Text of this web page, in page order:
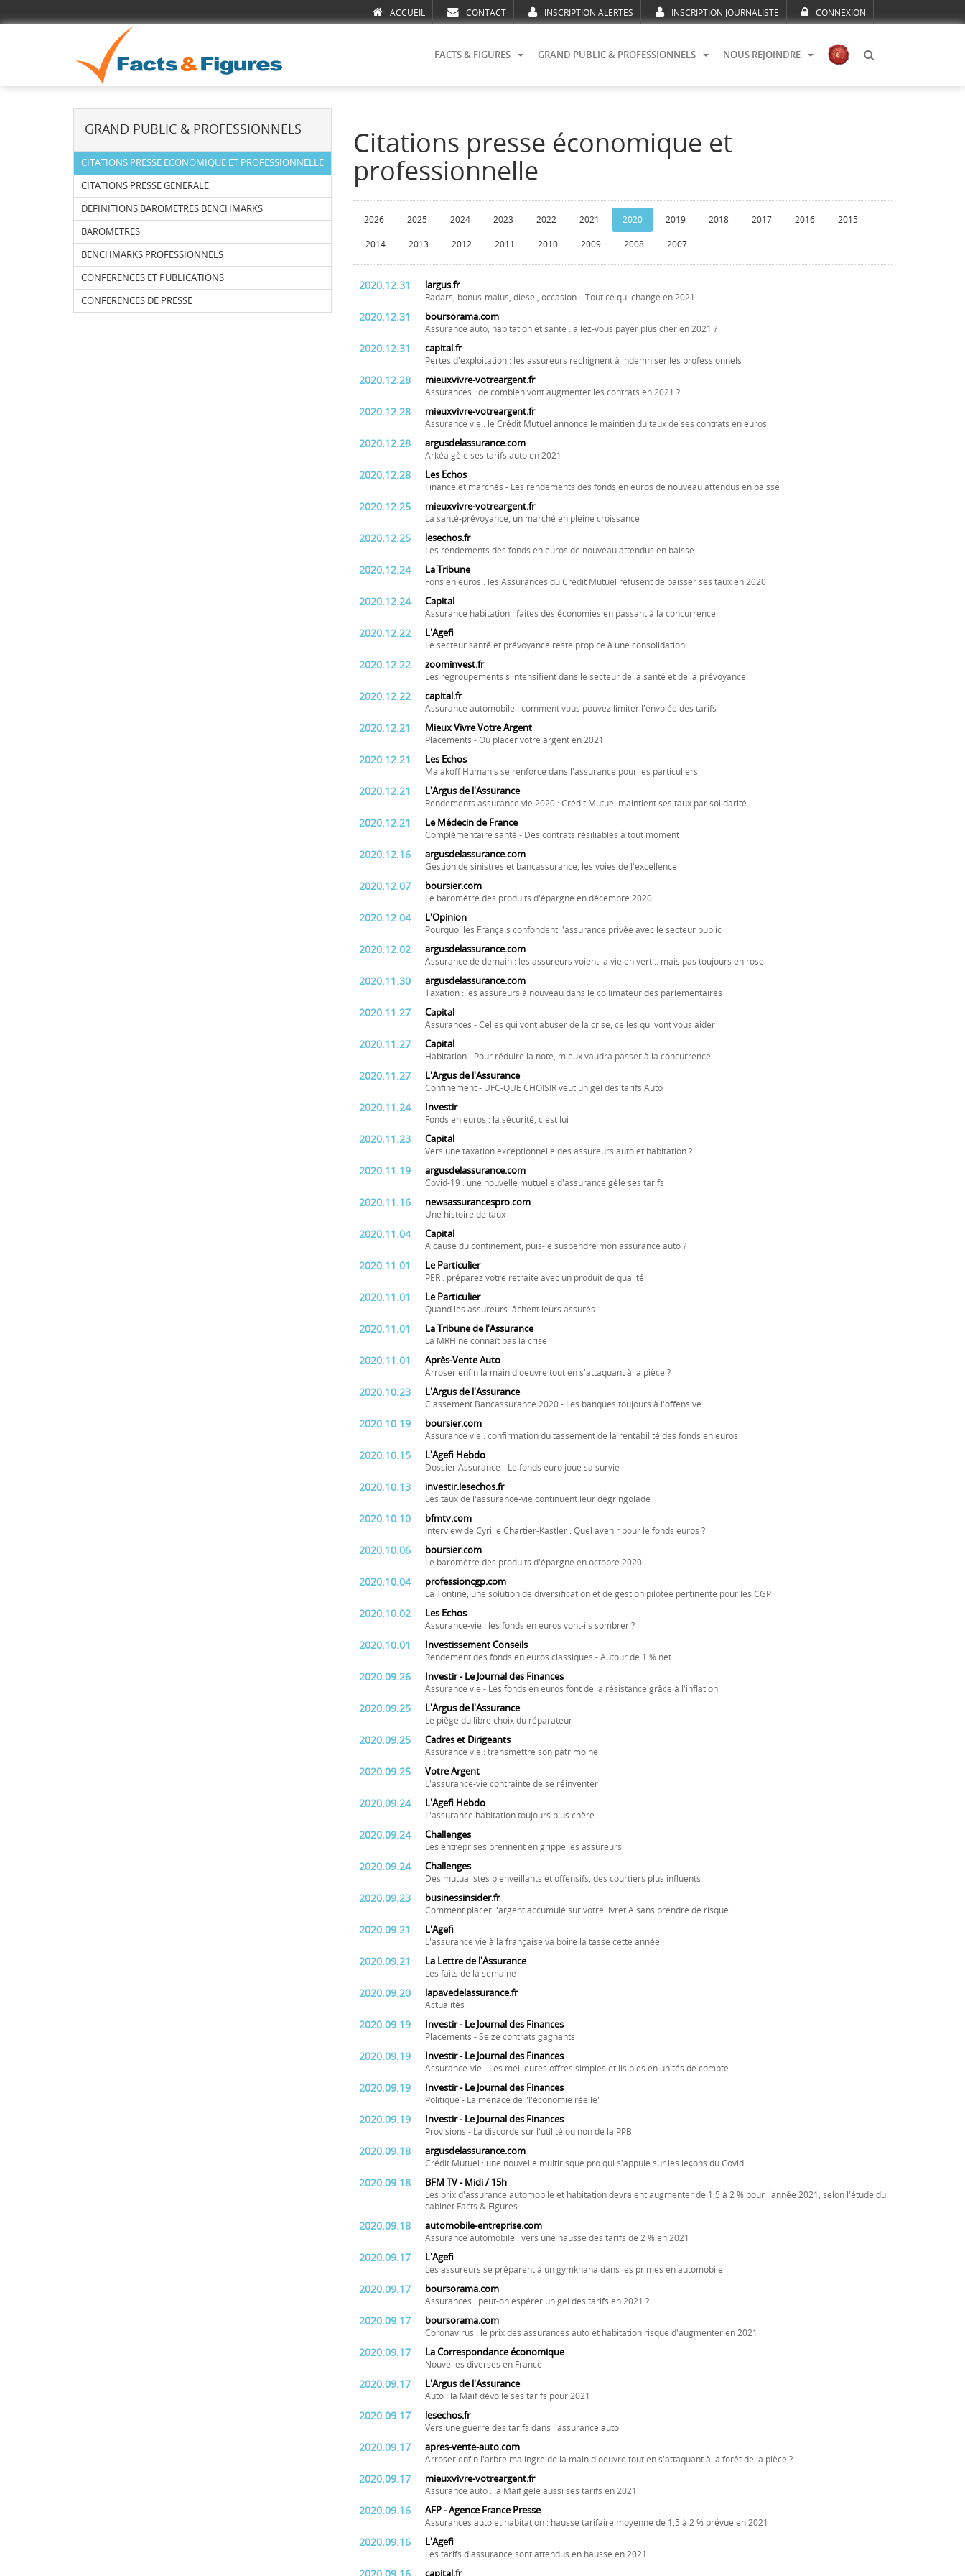
ACCUEIL CONTACT INSCRIPTION ALERTES INSCRIPTION JOURNALISTE CONNEXION
FACTS & FIGURES GRAND PUBLIC & PROFESSIONNELS NOUS REJOINDRE
GRAND PUBLIC & PROFESSIONNELS
CITATIONS PRESSE ECONOMIQUE ET PROFESSIONNELLE
CITATIONS PRESSE GENERALE
DEFINITIONS BAROMETRES BENCHMARKS
BAROMETRES
BENCHMARKS PROFESSIONNELS
CONFERENCES ET PUBLICATIONS
CONFERENCES DE PRESSE
Citations presse économique et
professionnelle
2026 2025 2024 2023 2022 2021 2020 2019 2018 2017 2016 2015
2014 2013 2012 2011 2010 2009 2008 2007
2020.12.31 largus.fr
Radars, bonus-malus, diesel, occasion... Tout ce qui change en 2021
2020.12.31 boursorama.com
Assurance auto, habitation et santé : allez-vous payer plus cher en 2021 ?
2020.12.31 capital.fr
Pertes d'exploitation : les assureurs rechignent à indemniser les professionnels
2020.12.28 mieuxvivre-votreargent.fr
Assurances : de combien vont augmenter les contrats en 2021 ?
2020.12.28 mieuxvivre-votreargent.fr
Assurance vie : le Crédit Mutuel annonce le maintien du taux de ses contrats en euros
2020.12.28 argusdelassurance.com
Arkéa gèle ses tarifs auto en 2021
2020.12.28 Les Echos
Finance et marchés - Les rendements des fonds en euros de nouveau attendus en baisse
2020.12.25 mieuxvivre-votreargent.fr
La santé-prévoyance, un marché en pleine croissance
2020.12.25 lesechos.fr
Les rendements des fonds en euros de nouveau attendus en baisse
2020.12.24 La Tribune
Fons en euros : les Assurances du Crédit Mutuel refusent de baisser ses taux en 2020
2020.12.24 Capital
Assurance habitation : faites des économies en passant à la concurrence
2020.12.22 L'Agefi
Le secteur santé et prévoyance reste propice à une consolidation
2020.12.22 zoominvest.fr
Les regroupements s'intensifient dans le secteur de la santé et de la prévoyance
2020.12.22 capital.fr
Assurance automobile : comment vous pouvez limiter l'envolée des tarifs
2020.12.21 Mieux Vivre Votre Argent
Placements - Où placer votre argent en 2021
2020.12.21 Les Echos
Malakoff Humanis se renforce dans l'assurance pour les particuliers
2020.12.21 L'Argus de l'Assurance
Rendements assurance vie 2020 : Crédit Mutuel maintient ses taux par solidarité
2020.12.21 Le Médecin de France
Complémentaire santé - Des contrats résiliables à tout moment
2020.12.16 argusdelassurance.com
Gestion de sinistres et bancassurance, les voies de l'excellence
2020.12.07 boursier.com
Le baromètre des produits d'épargne en décembre 2020
2020.12.04 L'Opinion
Pourquoi les Français confondent l'assurance privée avec le secteur public
2020.12.02 argusdelassurance.com
Assurance de demain : les assureurs voient la vie en vert... mais pas toujours en rose
2020.11.30 argusdelassurance.com
Taxation : les assureurs à nouveau dans le collimateur des parlementaires
2020.11.27 Capital
Assurances - Celles qui vont abuser de la crise, celles qui vont vous aider
2020.11.27 Capital
Habitation - Pour réduire la note, mieux vaudra passer à la concurrence
2020.11.27 L'Argus de l'Assurance
Confinement - UFC-QUE CHOISIR veut un gel des tarifs Auto
2020.11.24 Investir
Fonds en euros : la sécurité, c'est lui
2020.11.23 Capital
Vers une taxation exceptionnelle des assureurs auto et habitation ?
2020.11.19 argusdelassurance.com
Covid-19 : une nouvelle mutuelle d'assurance gèle ses tarifs
2020.11.16 newsassurancespro.com
Une histoire de taux
2020.11.04 Capital
A cause du confinement, puis-je suspendre mon assurance auto ?
2020.11.01 Le Particulier
PER : préparez votre retraite avec un produit de qualité
2020.11.01 Le Particulier
Quand les assureurs lâchent leurs assurés
2020.11.01 La Tribune de l'Assurance
La MRH ne connaît pas la crise
2020.11.01 Après-Vente Auto
Arroser enfin la main d'oeuvre tout en s'attaquant à la pièce ?
2020.10.23 L'Argus de l'Assurance
Classement Bancassurance 2020 - Les banques toujours à l'offensive
2020.10.19 boursier.com
Assurance vie : confirmation du tassement de la rentabilité des fonds en euros
2020.10.15 L'Agefi Hebdo
Dossier Assurance - Le fonds euro joue sa survie
2020.10.13 investir.lesechos.fr
Les taux de l'assurance-vie continuent leur dégringolade
2020.10.10 bfmtv.com
Interview de Cyrille Chartier-Kastler : Quel avenir pour le fonds euros ?
2020.10.06 boursier.com
Le baromètre des produits d'épargne en octobre 2020
2020.10.04 professioncgp.com
La Tontine, une solution de diversification et de gestion pilotée pertinente pour les CGP
2020.10.02 Les Echos
Assurance-vie : les fonds en euros vont-ils sombrer ?
2020.10.01 Investissement Conseils
Rendement des fonds en euros classiques - Autour de 1 % net
2020.09.26 Investir - Le Journal des Finances
Assurance vie - Les fonds en euros font de la résistance grâce à l'inflation
2020.09.25 L'Argus de l'Assurance
Le piège du libre choix du réparateur
2020.09.25 Cadres et Dirigeants
Assurance vie : transmettre son patrimoine
2020.09.25 Votre Argent
L'assurance-vie contrainte de se réinventer
2020.09.24 L'Agefi Hebdo
L'assurance habitation toujours plus chère
2020.09.24 Challenges
Les entreprises prennent en grippe les assureurs
2020.09.24 Challenges
Des mutualistes bienveillants et offensifs, des courtiers plus influents
2020.09.23 businessinsider.fr
Comment placer l'argent accumulé sur votre livret A sans prendre de risque
2020.09.21 L'Agefi
L'assurance vie à la française va boire la tasse cette année
2020.09.21 La Lettre de l'Assurance
Les faits de la semaine
2020.09.20 lapavedelassurance.fr
Actualités
2020.09.19 Investir - Le Journal des Finances
Placements - Seize contrats gagnants
2020.09.19 Investir - Le Journal des Finances
Assurance-vie - Les meilleures offres simples et lisibles en unités de compte
2020.09.19 Investir - Le Journal des Finances
Politique - La menace de "l'économie réelle"
2020.09.19 Investir - Le Journal des Finances
Provisions - La discorde sur l'utilité ou non de la PPB
2020.09.18 argusdelassurance.com
Crédit Mutuel : une nouvelle multirisque pro qui s'appuie sur les leçons du Covid
2020.09.18 BFM TV - Midi / 15h
Les prix d'assurance automobile et habitation devraient augmenter de 1,5 à 2 % pour l'année 2021, selon l'étude du
cabinet Facts & Figures
2020.09.18 automobile-entreprise.com
Assurance automobile : vers une hausse des tarifs de 2 % en 2021
2020.09.17 L'Agefi
Les assureurs se préparent à un gymkhana dans les primes en automobile
2020.09.17 boursorama.com
Assurances : peut-on espérer un gel des tarifs en 2021 ?
2020.09.17 boursorama.com
Coronavirus : le prix des assurances auto et habitation risque d'augmenter en 2021
2020.09.17 La Correspondance économique
Nouvelles diverses en France
2020.09.17 L'Argus de l'Assurance
Auto : la Maif dévoile ses tarifs pour 2021
2020.09.17 lesechos.fr
Vers une guerre des tarifs dans l'assurance auto
2020.09.17 apres-vente-auto.com
Arroser enfin l'arbre malingre de la main d'oeuvre tout en s'attaquant à la forêt de la pièce ?
2020.09.17 mieuxvivre-votreargent.fr
Assurance auto : la Maif gèle aussi ses tarifs en 2021
2020.09.16 AFP - Agence France Presse
Assurances auto et habitation : hausse tarifaire moyenne de 1,5 à 2 % prévue en 2021
2020.09.16 L'Agefi
Les tarifs d'assurance sont attendus en hausse en 2021
capital.fr